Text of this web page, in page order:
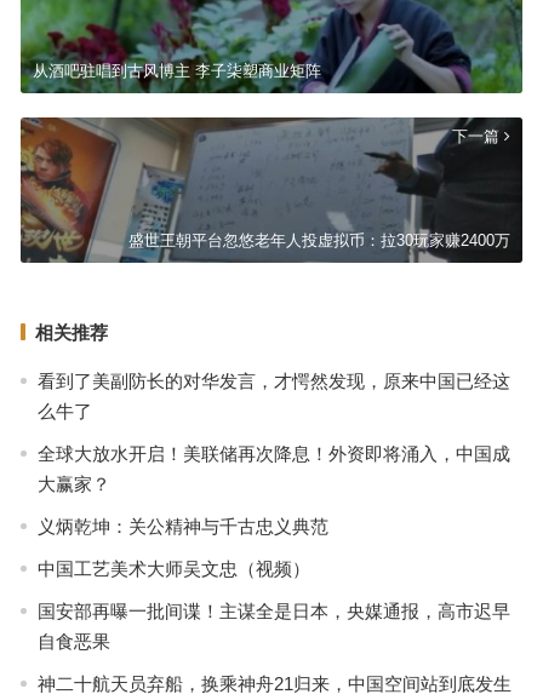
从酒吧驻唱到古风博主 李子柒塑商业矩阵
下一篇
盛世王朝平台忽悠老年人投虚拟币：拉30玩家赚2400万
相关推荐
看到了美副防长的对华发言，才愕然发现，原来中国已经这
么牛了
全球大放水开启！美联储再次降息！外资即将涌入，中国成
大赢家？
义炳乾坤：关公精神与千古忠义典范
中国工艺美术大师吴文忠（视频）
国安部再曝一批间谍！主谋全是日本，央媒通报，高市迟早
自食恶果
神二十航天员弃船，换乘神舟21归来，中国空间站到底发生